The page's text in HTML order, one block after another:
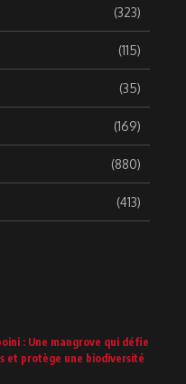
(323)
(115)
(35)
(169)
(880)
(413)
: Une mangrove qui défie
et protège une biodiversité